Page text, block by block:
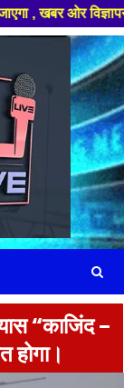
विज्ञापन के
“काजिंद –
होगा।